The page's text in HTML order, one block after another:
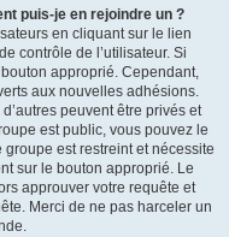
puis-je en rejoindre un ?
en cliquant sur le lien
contrôle de l’utilisateur. Si
approprié. Cependant,
aux nouvelles adhésions.
peuvent être privés et
est public, vous pouvez le
est restreint et nécessite
sur le bouton approprié. Le
approuver votre requête et
Merci de ne pas harceler un